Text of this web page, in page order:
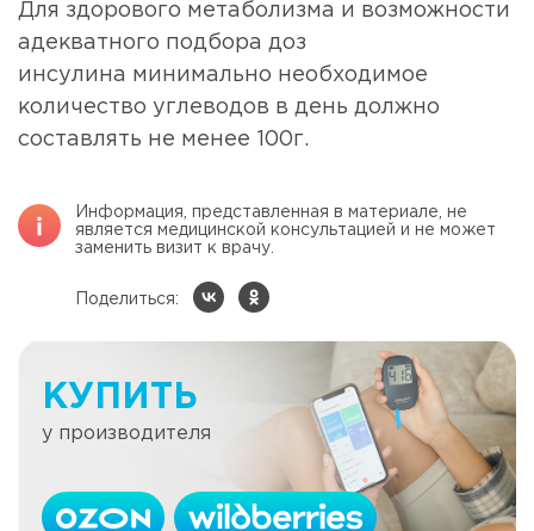
Для здорового метаболизма и возможности
адекватного подбора доз
инсулина минимально необходимое
количество углеводов в день должно
составлять не менее 100г.
Информация, представленная в материале, не
является медицинской консультацией и не может
заменить визит к врачу.
Поделиться:
КУПИТЬ
у производителя